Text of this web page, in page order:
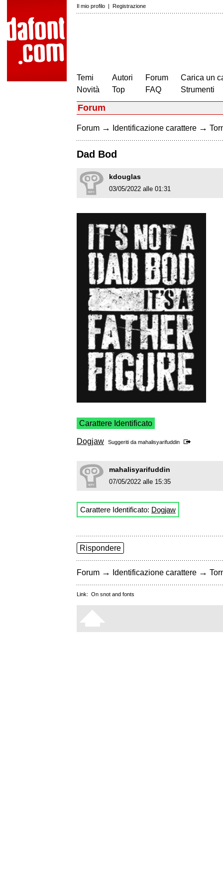
Il mio profilo | Registrazione
Temi
Novità
Autori
Top
Forum
FAQ
Carica un
Strumenti
Forum
Forum → Identificazione carattere →
Dad Bod
kdouglas
03/05/2022 alle 01:31
Carattere Identificato
Dogjaw Suggeriti da mahalisyarifuddin
mahalisyarifuddin
07/05/2022 alle 15:35
Carattere Identificato: Dogjaw
Rispondere
Forum → Identificazione carattere →
Link: On snot and fonts